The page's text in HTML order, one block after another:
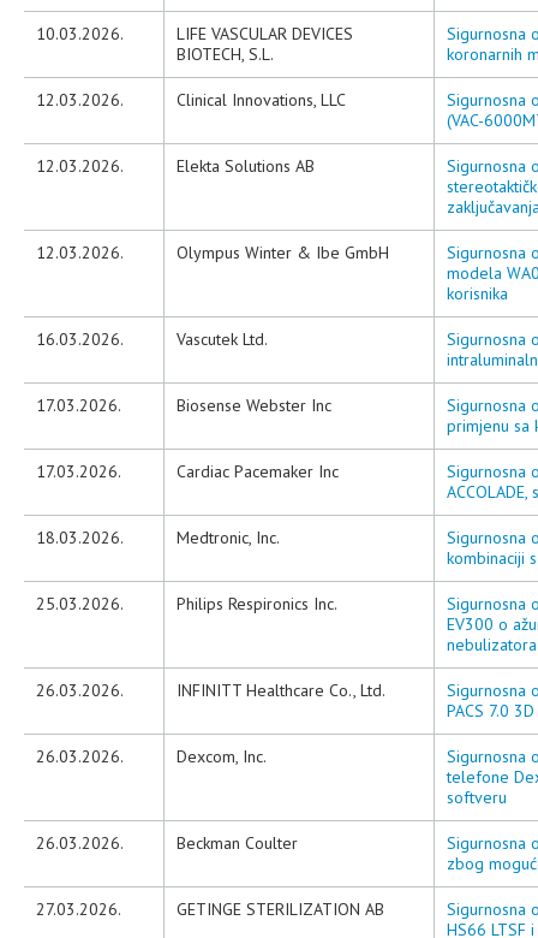
10.03.2026.
LIFE VASCULAR DEVICES
BIOTECH, S.L.
Sigurnosna
koronarnih
12.03.2026. Clinical Innovations, LLC
Sigurnosna
(VAC-
12.03.2026. Elekta Solutions AB
Sigurnosna
12.03.2026. Olympus Winter & Ibe GmbH
Sigurnosna
modela
korisnika
16.03.2026. Vascutek Ltd.
Sigurnosna
17.03.2026. Biosense Webster Inc
Sigurnosna
primjenu sa
17.03.2026. Cardiac Pacemaker Inc
Sigurnosna
18.03.2026. Medtronic, Inc.
Sigurnosna
kombinaciji
25.03.2026. Philips Respironics Inc.
Sigurnosna
EV300 o
nebulizatora
26.03.2026. INFINITT Healthcare Co., Ltd.
Sigurnosna
PACS 7.0
26.03.2026. Dexcom, Inc.
Sigurnosna
telefone
softveru
26.03.2026. Beckman Coulter
Sigurnosna
zbog
27.03.2026. GETINGE STERILIZATION AB
Sigurnosna
HS66 LTSF